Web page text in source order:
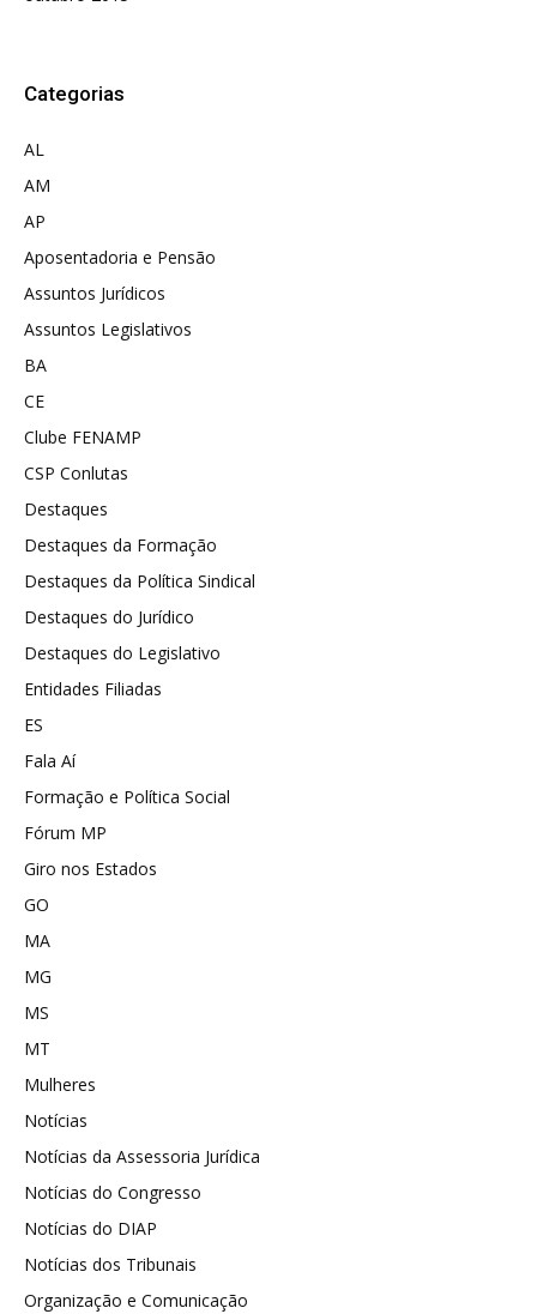
Categorias
AL
AM
AP
Aposentadoria e Pensão
Assuntos Jurídicos
Assuntos Legislativos
BA
CE
Clube FENAMP
CSP Conlutas
Destaques
Destaques da Formação
Destaques da Política Sindical
Destaques do Jurídico
Destaques do Legislativo
Entidades Filiadas
ES
Fala Aí
Formação e Política Social
Fórum MP
Giro nos Estados
GO
MA
MG
MS
MT
Mulheres
Notícias
Notícias da Assessoria Jurídica
Notícias do Congresso
Notícias do DIAP
Notícias dos Tribunais
Organização e Comunicação